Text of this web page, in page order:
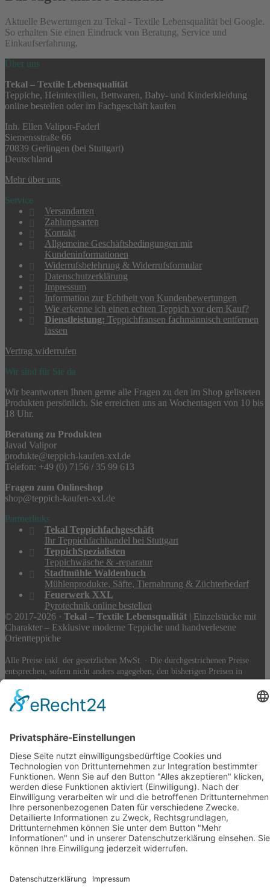
Aktuelle Bewertungen zu Tekal - Textile Lebensqualität bei Google.
So erhalten Sie einen Eindruck von Beratung, Service und
Einkaufserfahrung.
Über uns
Tekal – Textile Lebensqualität
Teppiche, Heimtextilien, Bettwaren, Baby- und Kinderkleidung
online bestellen oder im Fachgeschäft kaufen
Inh. Ellen Valipor-Faderl
Siemensstraße 66
70839 Gerlingen (bei Stuttgart)
Deutschland
Mehr über uns
Service
Versandarten
Zahlungsarten
Kontakt
Allgemeine Geschäftsbedingungen mit
Kundeninformationen
Widerrufsbelehrung & Widerrufsformular
Datenschutzerklärung
Impressum
Information zur Echtheit von Kundenbewertungen
Wie erkenne ich einen echten Teppich vor dem Kauf?
Dienstleistung: Teppichfransen fachmännisch entfernen
lassen
Vertrag widerrufen
Wir sind für Sie da
Wir beantworten Ihnen gerne alle Fragen zu den im Shop gelisteten
Produkten persönlich. Sie erreichen uns an Wochentagen von 10 bis
18 Uhr.
Beratung zu Produkten
Javad Valipor
produkte@teppich-kaufen-xxl.de
Telefon: +49 (0) 7156 / 35 99 613
Fragen zum Onlineshop
shop@teppich-kaufen-xxl.de
Partnerlinks
Tekal Teppichfachgeschäft
Ihr Teppichfachhandel bei Stuttgart
TeppichSpezialisten
Teppichwäsche & -reparatur
Stadtmühle Waldenbuch
Mühlenprodukte, Säfte, Tiernahrung & Züchterbedarf
Feuerwerk XXL
Pyrotechnik online bestellen
© 2017-2026 · Tekal – Textile Lebensqualität | Einzelstücke mit
Charakter – Exklusive moderne Teppiche und handverlesene
Orientteppiche
Alle Preise inkl. der gesetzlichen MwSt. · Die durchgestrichenen Preise
entsprechen, sofern nicht anders angegeben, den bisherigen Preisen in
unserem Shop.
Cookie-Einstellungen
Suche
Suchen nach:
Warenkorb0
Ihr Konto